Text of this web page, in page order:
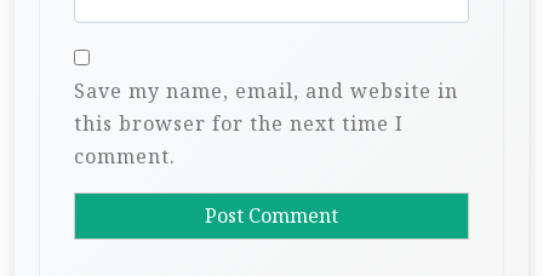
Save my name, email, and website in
this browser for the next time I
comment.